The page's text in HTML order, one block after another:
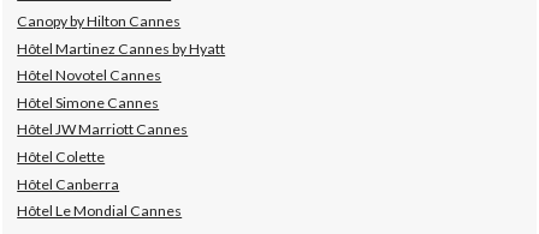
Canopy by Hilton Cannes
Hôtel Martinez Cannes by Hyatt
Hôtel Novotel Cannes
Hôtel Simone Cannes
Hôtel JW Marriott Cannes
Hôtel Colette
Hôtel Canberra
Hôtel Le Mondial Cannes